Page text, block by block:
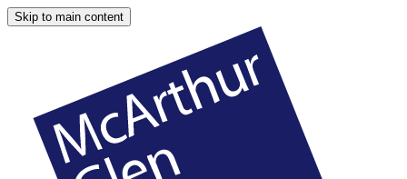
Skip to main content